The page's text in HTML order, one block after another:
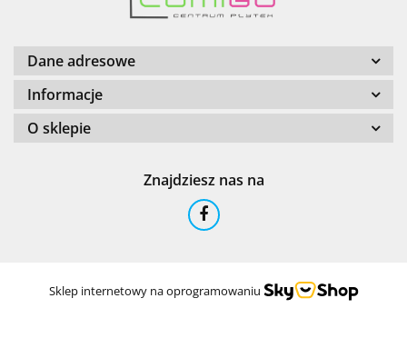
Barwolf
Ceramfix
Dane adresowe
Informacje
O sklepie
Znajdziesz nas na
Sklep internetowy na oprogramowaniu